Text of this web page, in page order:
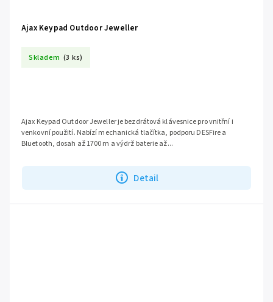
Ajax Keypad Outdoor Jeweller
Skladem (3 ks)
Detail
Ajax Keypad Outdoor Jeweller je bezdrátová klávesnice pro vnitřní i
venkovní použití. Nabízí mechanická tlačítka, podporu DESFire a
Bluetooth, dosah až 1700 m a výdrž baterie až...